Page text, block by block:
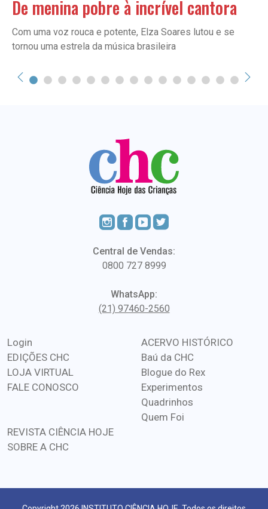
De menina pobre à incrível cantora
Com uma voz rouca e potente, Elza Soares lutou e se
tornou uma estrela da música brasileira
Central de Vendas:
0800 727 8999
WhatsApp:
(21) 97460-2560
Login
EDIÇÕES CHC
LOJA VIRTUAL
FALE CONOSCO
ACERVO HISTÓRICO
Baú da CHC
Blogue do Rex
Experimentos
Quadrinhos
Quem Foi
REVISTA CIÊNCIA HOJE
SOBRE A CHC